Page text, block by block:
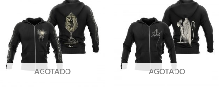
AGOTADO
precios:
desde
$750
hasta
$800
AGOTADO
precios:
desde
$750
hasta
$800